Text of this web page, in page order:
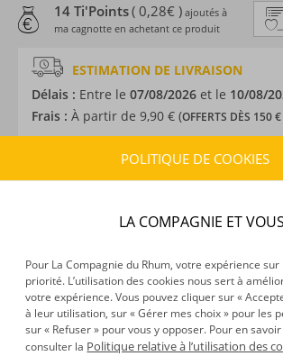
14 Ti'Points( 0,28€ ) ajoutés à
ma cagnotte en achetant ce produit
ESTIMATION DE LIVRAISON
Délais : Entre le 07/08/2026 et le 10/08/
Frais : À partir de 9,90 € (OFFERTS DÈS 150
CARACTÉRISTIQUES DU PRODUIT
DÉCOUVERTE
Voir tous les produits :Final Touch
POLITIQUE DE COOKIES
LA COMPAGNIE ET VOUS
Pour La Compagnie du Rhum, votre expérience
priorité. L’utilisation des cookies nous sert à
votre expérience. Vous pouvez cliquer sur «
à leur utilisation, sur « Gérer mes choix » pour les
sur « Refuser » pour vous y opposer. Pour en
consulter la Politique relative à l’utilisation des